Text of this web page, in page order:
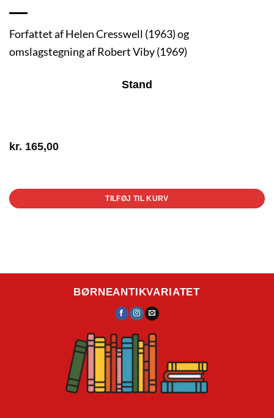
Forfattet af Helen Cresswell (1963) og
omslagstegning af Robert Viby (1969)
Stand
kr. 165,00
TILFØJ TIL KURV
BØRNEANTIKVARIATET